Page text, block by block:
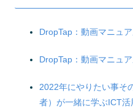
DropTap：動画マニュ
DropTap：動画マニュ
2022年にやりたい事そ
者）が一緒に学ぶICT活